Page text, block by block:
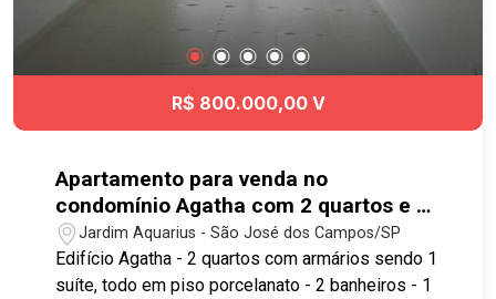
academias, Poliedro, Univap, Etep e tem fácil
acesso à Dutra e demais regiões da cidade.
Agende sua visita!!! #imobiliária #aptoparavenda
#jardimaquarius
R$ 800.000,00 V
Apartamento para venda no
condomínio Agatha com 2 quartos e 1
vaga de garagem - 68m² Jardim
Aquarius
Jardim Aquarius - São José dos Campos/SP
Edifício Agatha - 2 quartos com armários sendo 1
suíte, todo em piso porcelanato - 2 banheiros - 1